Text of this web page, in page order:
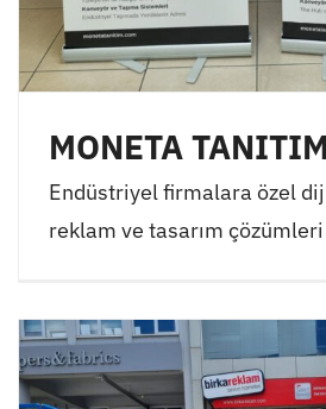
MONETA TANITIM
Endüstriyel firmalara özel
reklam ve tasarım